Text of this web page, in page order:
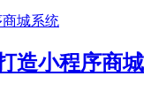
造小程序商城